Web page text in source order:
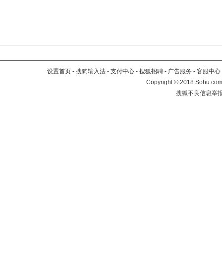
设置首页 - 搜狗输入法 - 支付中心 - 搜狐招聘 - 广告服务 - 客服中心
Copyright©2018
搜狐不良信息举